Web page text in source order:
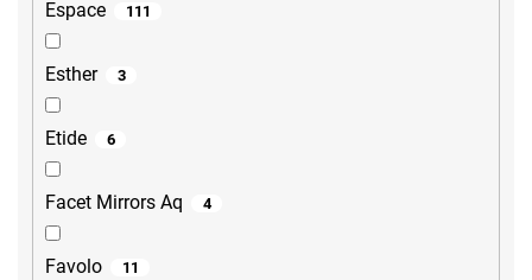
Espace 111
Esther 3
Etide 6
Facet Mirrors Aq 4
Favolo 11